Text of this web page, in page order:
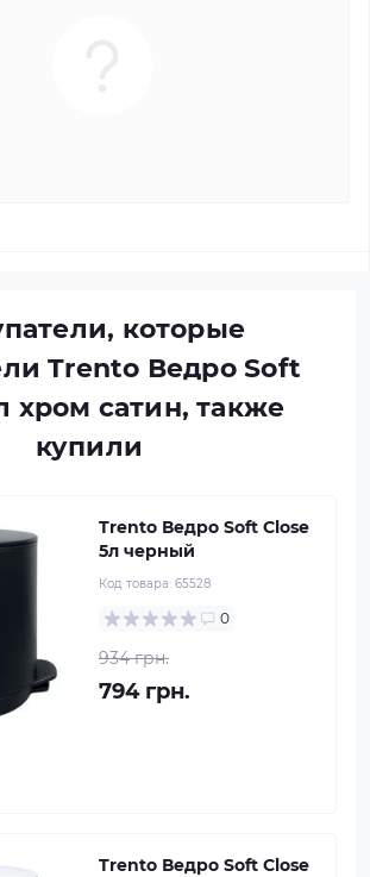
которые
Trento Ведро Soft
хром сатин, также
купили
Trento Ведро Soft Close
5л черный
Код товара: 65528
0
934 грн.
794 грн.
Trento Ведро Soft Close